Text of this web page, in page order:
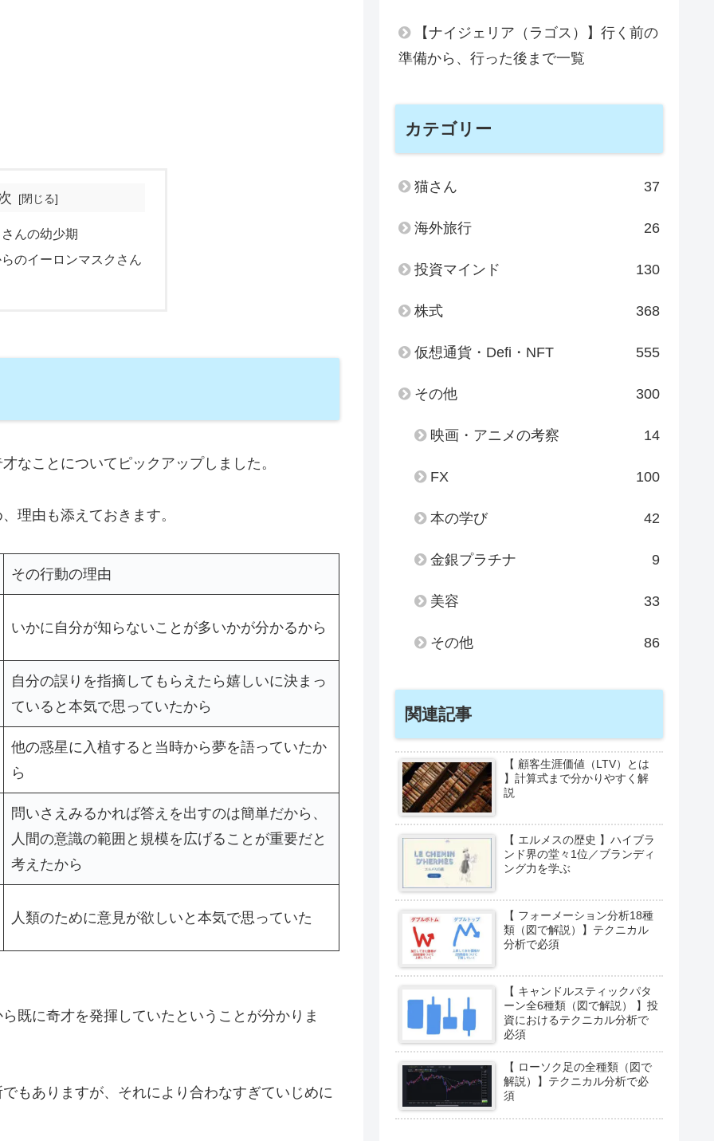
んの幼少期
のイーロンマスクさん
なことについてピックアップしました。
理由も添えておきます。
その行動の理由
いかに自分が知らないことが多いかが分かるから
自分の誤りを指摘してもらえたら嬉しいに決まっ
ていると本気で思っていたから
他の惑星に入植すると当時から夢を語っていたか
ら
問いさえみるかれば答えを出すのは簡単だから、
人間の意識の範囲と規模を広げることが重要だと
考えたから
人類のために意見が欲しいと本気で思っていた
既に奇才を発揮していたということが分かりま
もありますが、それにより合わなすぎていじめに
【ナイジェリア（ラゴス）】行く前の
準備から、行った後まで一覧
カテゴリー
猫さん 37
海外旅行 26
投資マインド 130
株式 368
仮想通貨・Defi・NFT 555
その他 300
映画・アニメの考察 14
FX 100
本の学び 42
金銀プラチナ 9
美容 33
その他 86
関連記事
【 顧客生涯価値（LTV）とは
】計算式まで分かりやすく解
説
【 エルメスの歴史 】ハイブラ
ンド界の堂々1位／ブランディ
ング力を学ぶ
【 フォーメーション分析18種
類（図で解説）】テクニカル
分析で必須
【 キャンドルスティックパタ
ーン全6種類（図で解説） 】投
資におけるテクニカル分析で
必須
【 ローソク足の全種類（図で
解説）】テクニカル分析で必
須